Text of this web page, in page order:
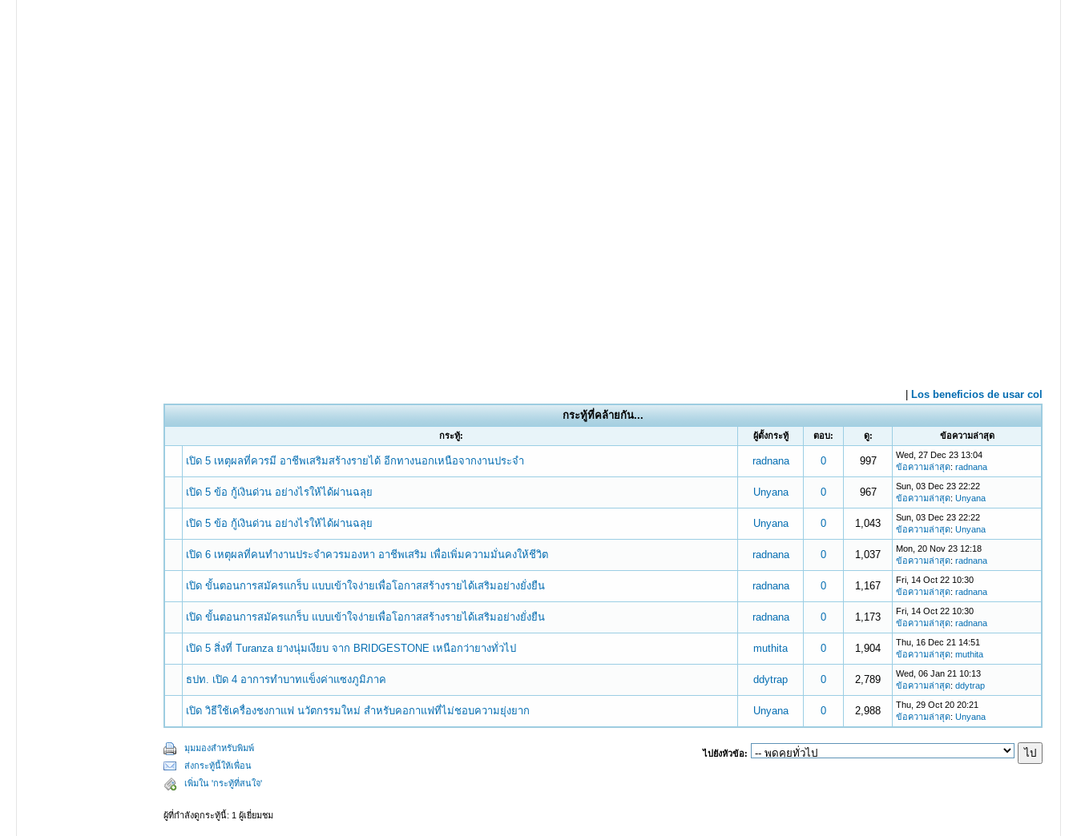
กระทู้ที่คล้ายกัน...
กระทู้: ผู้ตั้งกระทู้ ตอบ: ดู: ข้อความล่าสุด
เปิด 5 เหตุผลที่ควรมี อาชีพเสริมสร้างรายได้ อีกทางนอกเหนือจากงานประจำ radnana 0 997
Wed, 27 Dec 23 13:04
ข้อความล่าสุด:radnana
เปิด 5 ข้อ กู้เงินด่วน อย่างไรให้ได้ผ่านฉลุย Unyana 0 967
Sun, 03 Dec 23 22:22
ข้อความล่าสุด:Unyana
เปิด 5 ข้อ กู้เงินด่วน อย่างไรให้ได้ผ่านฉลุย Unyana 0 1,043
Sun, 03 Dec 23 22:22
ข้อความล่าสุด:Unyana
เปิด 6 เหตุผลที่คนทำงานประจำควรมองหา อาชีพเสริม เพื่อเพิ่มความมั่นคงให้ชีวิต radnana 0 1,037
Mon, 20 Nov 23 12:18
ข้อความล่าสุด:radnana
เปิด ขั้นตอนการสมัครแกร็บ แบบเข้าใจง่ายเพื่อโอกาสสร้างรายได้เสริมอย่างยั่งยืน radnana 0 1,167
Fri, 14 Oct 22 10:30
ข้อความล่าสุด:radnana
เปิด ขั้นตอนการสมัครแกร็บ แบบเข้าใจง่ายเพื่อโอกาสสร้างรายได้เสริมอย่างยั่งยืน radnana 0 1,173
Fri, 14 Oct 22 10:30
ข้อความล่าสุด:radnana
เปิด 5 สิ่งที่ Turanza ยางนุ่มเงียบ จาก BRIDGESTONE เหนือกว่ายางทั่วไป muthita 0 1,904
Thu, 16 Dec 21 14:51
ข้อความล่าสุด:muthita
ธปท. เปิด 4 อาการทำบาทแข็งค่าแซงภูมิภาค ddytrap 0 2,789
Wed, 06 Jan 21 10:13
ข้อความล่าสุด:ddytrap
เปิด วิธีใช้เครื่องชงกาแฟ นวัตกรรมใหม่ สำหรับคอกาแฟที่ไม่ชอบความยุ่งยาก Unyana 0 2,988
Thu, 29 Oct 20 20:21
ข้อความล่าสุด:Unyana
มุมมองสำหรับพิมพ์
ส่งกระทู้นี้ให้เพื่อน
เพิ่มใน 'กระทู้ที่สนใจ'
ไปยังหัวข้อ:
ผู้ที่กำลังดูกระทู้นี้: 1 ผู้เยี่ยมชม